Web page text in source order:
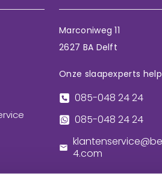
Marconiweg 11
2627 BA Delft
Onze slaapexperts
085-048 24 24
085-048 24 24
4.com